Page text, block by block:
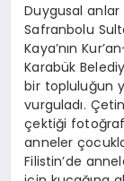
Duygusal
Safranbolu
Kaya’nın
Karabük
bir topluluğun
vurguladı.
çektiği
anneler
Filistin’de